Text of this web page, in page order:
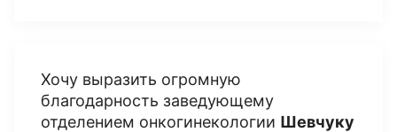
Хочу выразить огромную
благодарность заведующему
отделением онкогинекологии Шевчуку